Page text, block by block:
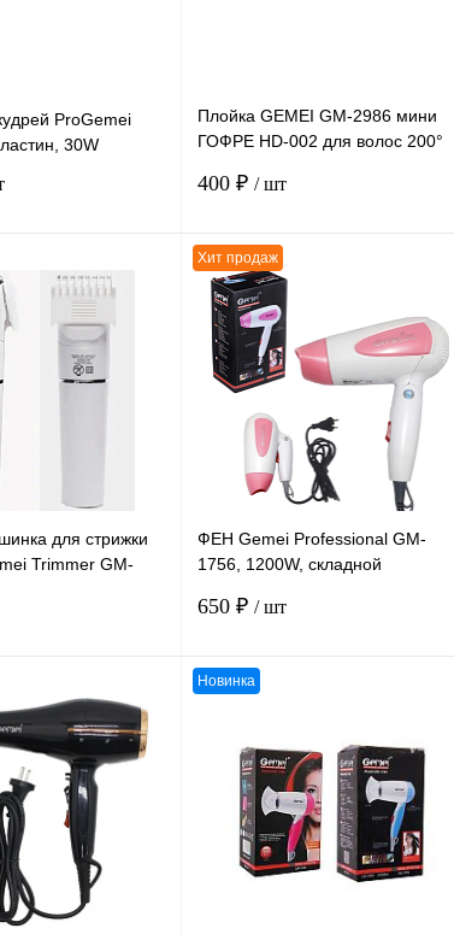
ProGemei
30W
В корзину
Плойка GEMEI GM-2986 мини
ГОФРЕ HD-002 для волос 200°
400 ₽ / шт
К сравнению
В избранное
наличии
для стрижки
Trimmer GM-
В корзину
наличии
Хит продаж
ФЕН Gemei Professional GM-
1756, 1200W, складной
температуры
650 ₽ / шт
К сравнению
В избранное
наличии
Новинка